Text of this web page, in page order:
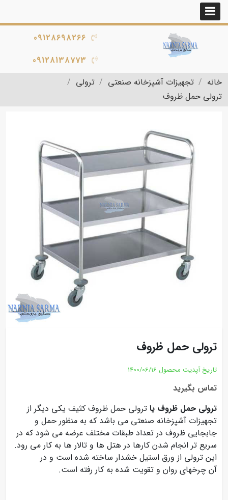
09128698266
09128138773
خانه
تجهیزات آشپزخانه صنعتی
ترولی
ترولی حمل ظروف
ترولی حمل ظروف
تاریخ آپدیت محصول 1400/06/16
تماس بگیرید
ترولی حمل ظروف یا ترولی حمل ظروف کثیف یکی دیگر از
تجهیزات آشپزخانه صنعتی می باشد که به منظور حمل و
جابجایی ظروف در تعداد طبقات مختلف عرضه می شود که در
سریع تر انجام شدن کارها در هتل ها و تالار ها به کار می رود.
این ترولی از ورق استیل خشدار ساخته شده است و در
آن چرخهای روان و تقویت شده به کار رفته است.